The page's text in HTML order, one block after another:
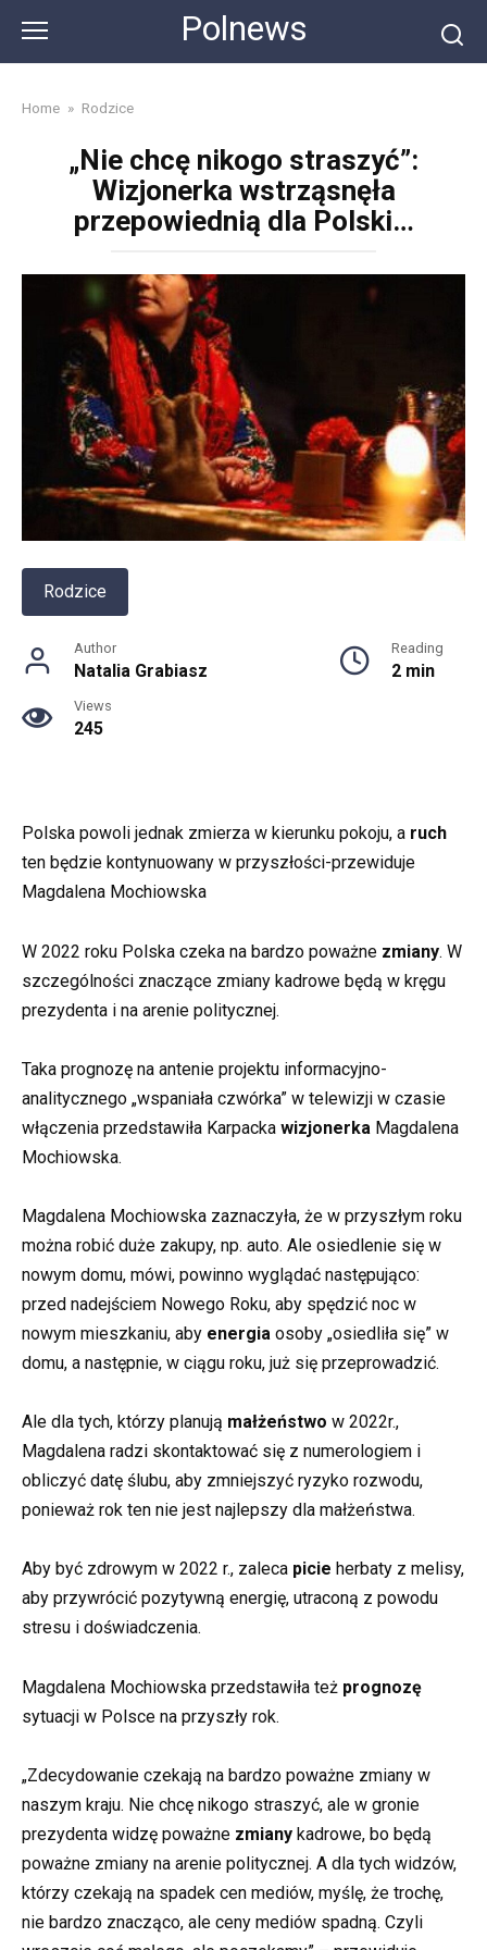
content
Polnews
Home » Rodzice
„Nie chcę nikogo straszyć”:
Wizjonerka wstrząsnęła
przepowiednią dla Polski…
Rodzice
Author
Natalia Grabiasz
Reading
2 min
Views
245
Polska powoli jednak zmierza w kierunku pokoju, a ruch
ten będzie kontynuowany w przyszłości-przewiduje
Magdalena Mochiowska
W 2022 roku Polska czeka na bardzo poważne zmiany. W
szczególności znaczące zmiany kadrowe będą w kręgu
prezydenta i na arenie politycznej.
Taka prognozę na antenie projektu informacyjno-
analitycznego „wspaniała czwórka” w telewizji w czasie
włączenia przedstawiła Karpacka wizjonerka Magdalena
Mochiowska.
Magdalena Mochiowska zaznaczyła, że w przyszłym roku
można robić duże zakupy, np. auto. Ale osiedlenie się w
nowym domu, mówi, powinno wyglądać następująco:
przed nadejściem Nowego Roku, aby spędzić noc w
nowym mieszkaniu, aby energia osoby „osiedliła się” w
domu, a następnie, w ciągu roku, już się przeprowadzić.
Ale dla tych, którzy planują małżeństwo w 2022r.,
Magdalena radzi skontaktować się z numerologiem i
obliczyć datę ślubu, aby zmniejszyć ryzyko rozwodu,
ponieważ rok ten nie jest najlepszy dla małżeństwa.
Aby być zdrowym w 2022 r., zaleca picie herbaty z melisy,
aby przywrócić pozytywną energię, utraconą z powodu
stresu i doświadczenia.
Magdalena Mochiowska przedstawiła też prognozę
sytuacji w Polsce na przyszły rok.
„Zdecydowanie czekają na bardzo poważne zmiany w
naszym kraju. Nie chcę nikogo straszyć, ale w gronie
prezydenta widzę poważne zmiany kadrowe, bo będą
poważne zmiany na arenie politycznej. A dla tych widzów,
którzy czekają na spadek cen mediów, myślę, że trochę,
nie bardzo znacząco, ale ceny mediów spadną. Czyli